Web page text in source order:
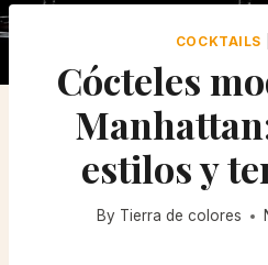
COCKTAILS
Cócteles
estilos y
By Tierra de colores